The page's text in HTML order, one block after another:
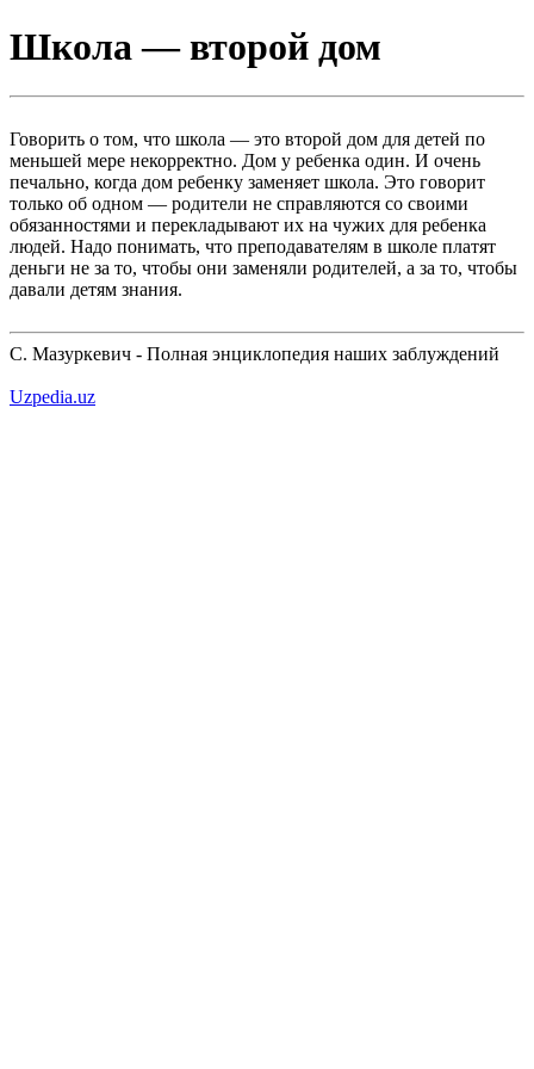
Школа — второй дом
Говорить о том, что школа — это второй дом для детей по
меньшей мере некорректно. Дом у ребенка один. И очень
печально, когда дом ребенку заменяет школа. Это говорит
только об одном — родители не справляются со своими
обязанностями и перекладывают их на чужих для ребенка
людей. Надо понимать, что преподавателям в школе платят
деньги не за то, чтобы они заменяли родителей, а за то, чтобы
давали детям знания.
С. Мазуркевич - Полная энциклопедия наших заблуждений
Uzpedia.uz